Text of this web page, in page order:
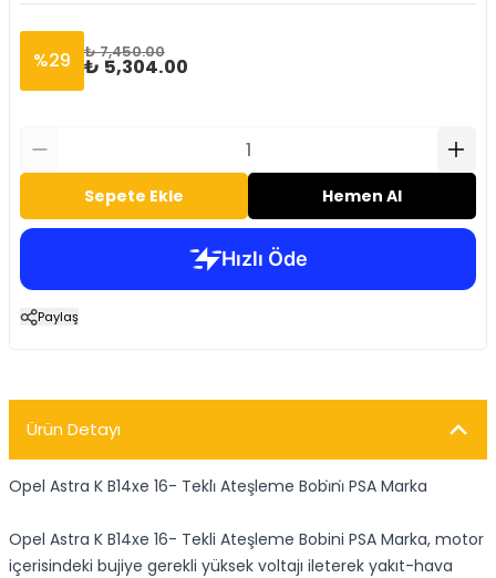
%29 ₺ 7,450.00
₺ 5,304.00
Sepete Ekle Hemen Al
Paylaş
Ürün Detayı
Opel Astra K B14xe 16- Tekli̇ Ateşleme Bobi̇ni̇ PSA Marka
Opel Astra K B14xe 16- Tekli Ateşleme Bobini PSA Marka, motor
içerisindeki bujiye gerekli yüksek voltajı ileterek yakıt-hava